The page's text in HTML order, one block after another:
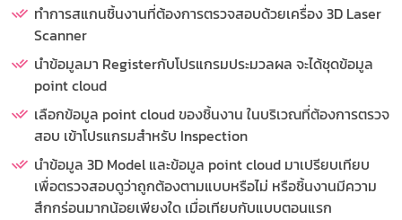
ทำการสแกนชิ้นงานที่ต้องการตรวจสอบด้วยเครื่อง 3D Laser
Scanner
นำข้อมูลมา Registerกับโปรแกรมประมวลผล จะได้ชุดข้อมูล
point cloud
เลือกข้อมูล point cloud ของชิ้นงาน ในบริเวณที่ต้องการตรวจ
สอบ เข้าโปรแกรมสำหรับ Inspection
นำข้อมูล 3D Model และข้อมูล point cloud มาเปรียบเทียบ
เพื่อตรวจสอบดูว่าถูกต้องตามแบบหรือไม่ หรือชิ้นงานมีความ
สึกกร่อนมากน้อยเพียงใด เมื่อเทียบกับแบบตอนแรก